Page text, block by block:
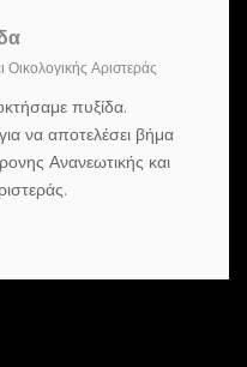
Αριστεράς
πυξίδα.
να αποτελέσει βήμα
Ανανεωτικής και